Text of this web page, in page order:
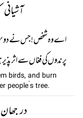
اے وہ شخص ! جس نے
پرندوں کی فغاں سے اثر
birds, and burn
people’s tree.
در